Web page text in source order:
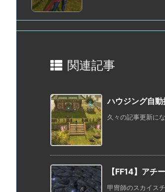
関連記事
ハウジング自
久々の記事更新に
【FF14】アチ
甲冑師のスカイス